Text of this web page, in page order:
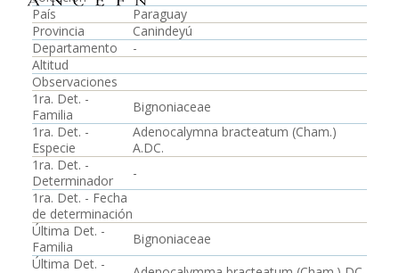
País
Paraguay
Provincia
Canindeyú
Departamento
-
Altitud
Observaciones
1ra. Det. -
Familia
Bignoniaceae
1ra. Det. -
Especie
Adenocalymna bracteatum (Cham.)
A.DC.
1ra. Det. -
Determinador
-
1ra. Det. - Fecha
de determinación
Última Det. -
Familia
Bignoniaceae
Última Det. -